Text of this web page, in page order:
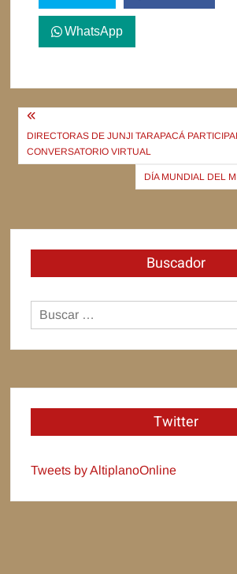
WhatsApp
Navegación
de
entradas
DIRECTORAS DE JUNJI TARAPACÁ
CONVERSATORIO VIRTUAL
DÍA MUNDIAL DEL
Buscador
Twitter
Tweets by AltiplanoOnline